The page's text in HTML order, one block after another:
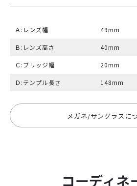
Ａ:レンズ幅 49mm
Ｂ:レンズ高さ 40mm
Ｃ:ブリッジ幅 20mm
Ｄ:テンプル長さ 148mm
メガネ/サングラスに
コーディネ